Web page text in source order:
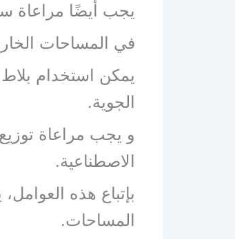
يجب أيضًا مراعاة
في المساحات
يمكن استخدام
الجوية.
و يجب مراعاة
الاصطناعية.
بإتباع هذه
المساحات.